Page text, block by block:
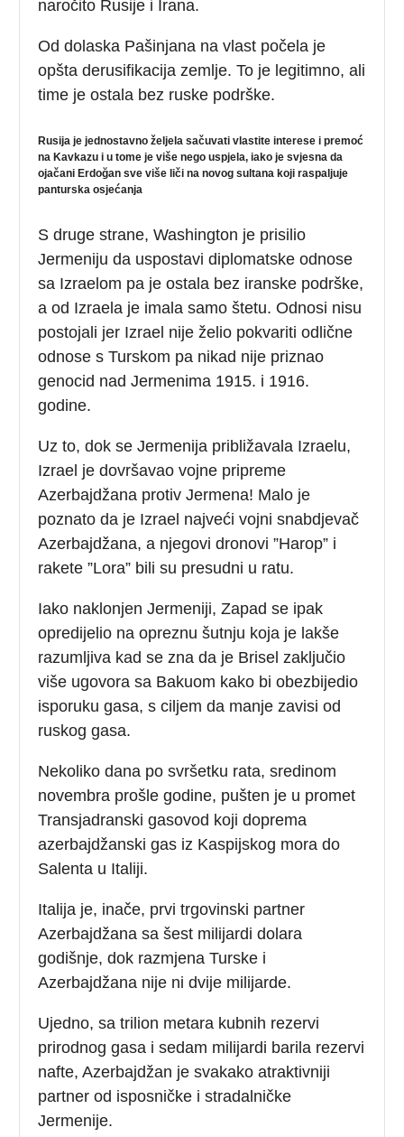
naročito Rusije i Irana.
Od dolaska Pašinjana na vlast počela je
opšta derusifikacija zemlje. To je legitimno, ali
time je ostala bez ruske podrške.
Rusija je jednostavno željela sačuvati vlastite interese i premoć
na Kavkazu i u tome je više nego uspjela, iako je svjesna da
ojačaniErdoğan sve više liči na novog sultana koji raspaljuje
panturska osjećanja
S druge strane, Washington je prisilio
Jermeniju da uspostavi diplomatske odnose
sa Izraelom pa je ostala bez iranske podrške,
a od Izraela je imala samo štetu. Odnosi nisu
postojali jer Izrael nije želio pokvariti odlične
odnose s Turskom pa nikad nije priznao
genocid nad Jermenima 1915. i 1916.
godine.
Uz to, dok se Jermenija približavala Izraelu,
Izrael je dovršavao vojne pripreme
Azerbajdžana protiv Jermena! Malo je
poznato da je Izrael najveći vojni snabdjevač
Azerbajdžana, a njegovi dronovi ”Harop” i
rakete ”Lora” bili su presudni u ratu.
Iako naklonjen Jermeniji, Zapad se ipak
opredijelio na opreznu šutnju koja je lakše
razumljiva kad se zna da je Brisel zaključio
više ugovora sa Bakuom kako bi obezbijedio
isporuku gasa, s ciljem da manje zavisi od
ruskog gasa.
Nekoliko dana po svršetku rata, sredinom
novembra prošle godine, pušten je u promet
Transjadranski gasovod koji doprema
azerbajdžanski gas iz Kaspijskog mora do
Salenta u Italiji.
Italija je, inače, prvi trgovinski partner
Azerbajdžana sa šest milijardi dolara
godišnje, dok razmjena Turske i
Azerbajdžana nije ni dvije milijarde.
Ujedno, sa trilion metara kubnih rezervi
prirodnog gasa i sedam milijardi barila rezervi
nafte, Azerbajdžan je svakako atraktivniji
partner od isposničke i stradalničke
Jermenije.